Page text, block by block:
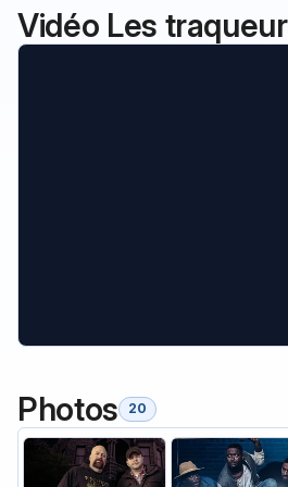
Vidéo Les
Photos 20